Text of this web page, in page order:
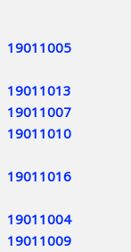
19011005
19011013
19011007
19011010
19011016
19011004
19011009